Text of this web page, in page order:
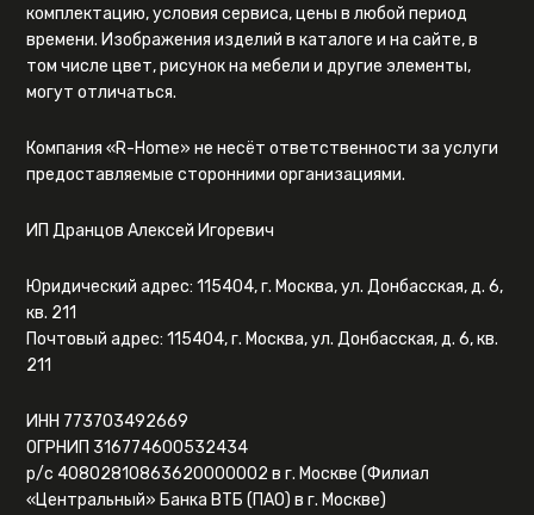
комплектацию, условия сервиса, цены в любой период
времени. Изображения изделий в каталоге и на сайте, в
том числе цвет, рисунок на мебели и другие элементы,
могут отличаться.
Компания «R-Home» не несёт ответственности за услуги
предоставляемые сторонними организациями.
ИП Дранцов Алексей Игоревич
Юридический адрес: 115404, г. Москва, ул. Донбасская, д. 6,
кв. 211
Почтовый адрес: 115404, г. Москва, ул. Донбасская, д. 6, кв.
211
ИНН 773703492669
ОГРНИП 316774600532434
р/с 40802810863620000002 в г. Москве (Филиал
«Центральный» Банка ВТБ (ПАО) в г. Москве)